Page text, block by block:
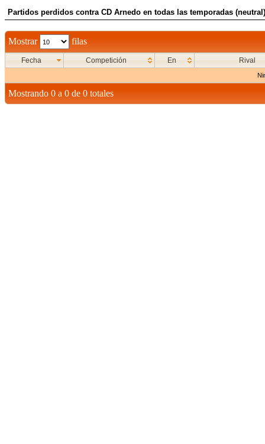
Partidos perdidos contra CD Arnedo en todas las temporadas (neutral)
Mostrar filas
Fecha Competición En Rival
Mostrando 0 a 0 de 0 totales